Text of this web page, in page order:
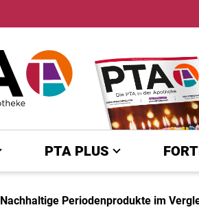
PTA PLUS
Nachhaltige Periodenprodukte im